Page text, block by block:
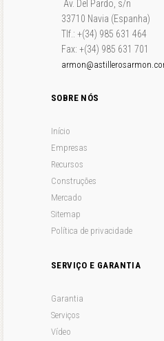
Av. Del Pardo, s/n
33710 Navia (Espanha)
Tlf.: +(34) 985 631 464
Fax: +(34) 985 631 701
SOBRE NÓS
Início
Empresas
Recursos
Construções
Mercado
Sitemap
Política de privacidade
SERVIÇO E GARANTIA
Garantia
Serviços
Vídeo